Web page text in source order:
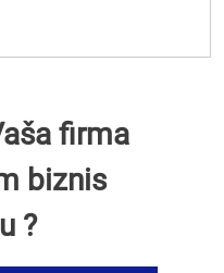
firma
biznis
?